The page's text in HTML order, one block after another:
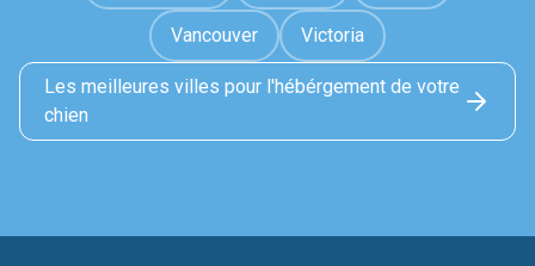
Vancouver Victoria
Les meilleures villes pour l'hébérgement de votre
chien